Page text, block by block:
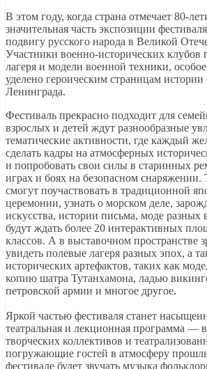
В этом году, когда страна отмечает 80-
значительная часть экспозиции
подвигу русского народа в Великой
Участники военно-исторических клубов
лагеря и модели военной техники,
уделено героическим страницам истории
Ленинграда.
Фестиваль прекрасно подходит для
взрослых и детей ждут разнообразные
тематические активности, где каждый
сделать кадры на атмосферных
и попробовать свои силы в старинных
играх и боях на безопасном
смогут поучаствовать в традиционной
церемонии, узнать о морском деле,
искусства, истории письма, моде разных
будут ждать более 20 интерактивных
классов. А в выставочном пространстве
увидеть полевые лагеря разных эпох, а
исторических артефактов, таких как
копию шатра Тутанхамона, ладью
петровской армии и многое другое.
Яркой частью фестиваля станет
театральная и лекционная программа —
творческих коллективов и
погружающие гостей в атмосферу
фестивале будет звучать музыка